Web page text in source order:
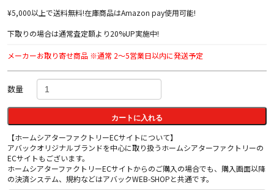
¥5,000以上で送料無料!在庫商品はAmazon pay使用可能!
下取りの場合は通常査定額より20%UP実施中!
メーカーお取り寄せ商品 ※通常 2～5営業日以内に発送予定
数量
カートに入れる
【ホームシアターファクトリーECサイトについて】
アバックオリジナルブランドを中心に取り扱うホームシアターファクトリーの
ECサイトもございます。
ホームシアターファクトリーECサイトからのご購入の場合でも、購入画面以降
の決済システム、規約などはアバックWEB-SHOPと共通です。